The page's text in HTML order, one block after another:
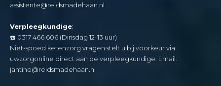
assistente@reidsmadehaan.nl
Verpleegkundige:
☎️ 0317 466 606 (Dinsdag 12-13 uur)
Niet-spoed ketenzorg vragen stelt u bij voorkeur via
uwzorgonline direct aan de verpleegkundige. Email:
jantine@reidsmadehaan.nl